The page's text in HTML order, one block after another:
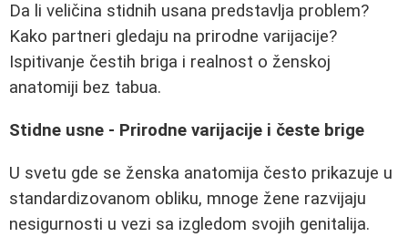
Da li veličina stidnih usana predstavlja problem?
Kako partneri gledaju na prirodne varijacije?
Ispitivanje čestih briga i realnost o ženskoj
anatomiji bez tabua.
Stidne usne - Prirodne varijacije i česte brige
U svetu gde se ženska anatomija često prikazuje u
standardizovanom obliku, mnoge žene razvijaju
nesigurnosti u vezi sa izgledom svojih genitalija.